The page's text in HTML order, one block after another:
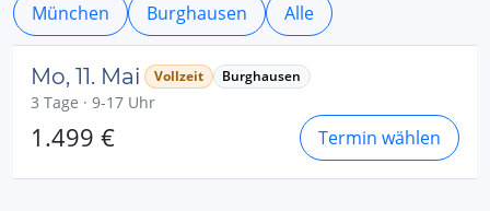
München
Burghausen Alle
Mo, 11. Mai Vollzeit Burghausen
3 Tage · 9-17 Uhr
1.499 € Termin wählen